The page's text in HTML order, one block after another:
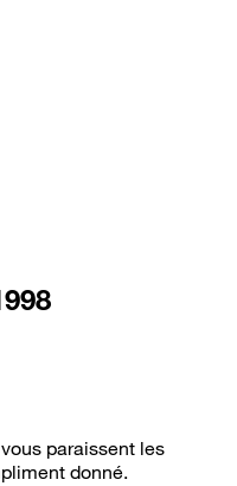
paraissent les
donné.